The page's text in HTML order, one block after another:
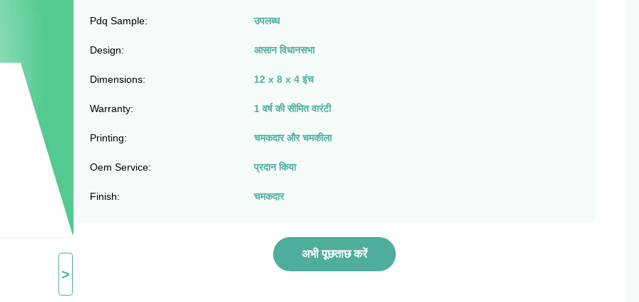
>
Pdq Sample: उपलब्ध
Design: आसान विधानसभा
Dimensions: 12 x 8 x 4 इंच
Warranty: 1 वर्ष की सीमित वारंटी
Printing: चमकदार और चमकीला
Oem Service: प्रदान किया
Finish: चमकदार
अभी पूछताछ करें